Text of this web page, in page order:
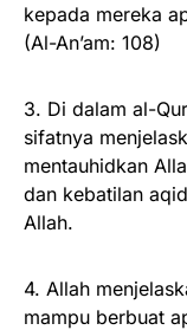
kepada mereka
(Al-An’am: 108)
3. Di dalam al-
sifatnya
mentauhidkan
dan kebatilan
Allah.
4. Allah
mampu berbuat